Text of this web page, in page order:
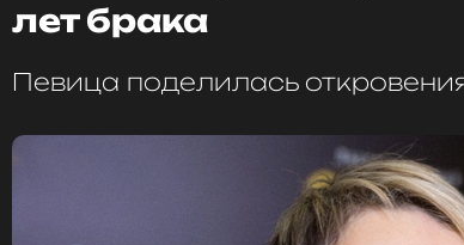
лет брака
Певица поделилась